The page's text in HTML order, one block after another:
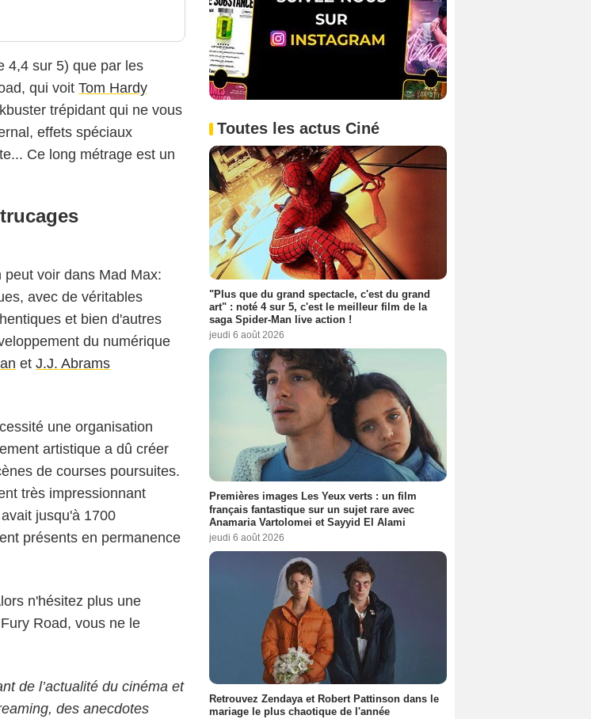
4,4 sur 5) que par les
qui voit Tom Hardy
trépidant qui ne vous
effets spéciaux
Ce long métrage est un
voir dans Mad Max:
avec de véritables
et bien d'autres
du numérique
et J.J. Abrams
une organisation
artistique a dû créer
de courses poursuites.
très impressionnant
jusqu'à 1700
présents en permanence
n'hésitez plus une
Road, vous ne le
de l’actualité du cinéma et
des anecdotes
Toutes les actus Ciné
"Plus que du grand spectacle, c'est du grand
art" : noté 4 sur 5, c'est le meilleur film de la
saga Spider-Man live action !
jeudi 6 août 2026
Premières images Les Yeux verts : un film
français fantastique sur un sujet rare avec
Anamaria Vartolomei et Sayyid El Alami
jeudi 6 août 2026
Retrouvez Zendaya et Robert Pattinson dans le
mariage le plus chaotique de l'année